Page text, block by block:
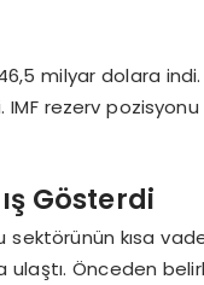
milyar dolara
rezerv
Gösterdi
sektörünün kısa
ulaştı. Önceden